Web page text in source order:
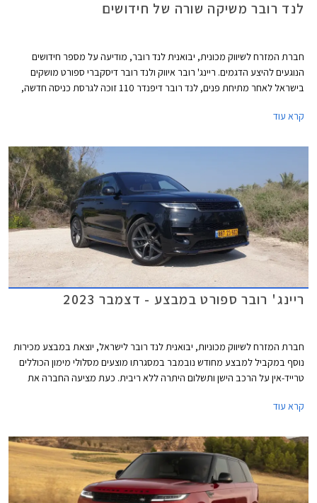
לנד רובר משיקה שורה של חידושים
חברת המזרח לשיווק מכונית, יבואנית לנד רובר, מודיעה על מספר חידושים
הנוגעים להיצע הדגמים. ריינג' רובר איווק ולנד רובר דיסקברי ספורט מושקים
בישראל לאחר מתיחת פנים, לנד רובר דיפנדר 110 זוכה לגרסת כניסה חדשה,
21 ביוני ותציע הנחות ממחיר המחירון לצד הטבות מימון וטרייד-אין.
קרא עוד
ריינג' רובר ספורט במבצע - דצמבר 2023
חברת המזרח לשיווק מכוניות, יבואנית לנד רובר לישראל, יוצאת במבצע מכירות
נוסף במקביל למבצע מחודש נובמבר במסגרתו מוצעים מסלולי מימון הכוללים
טרייד-אין על הרכב הישן ותשלום היתרה ללא ריבית. כעת מציעה החברה את
לרוכשים לחסוך את עליית המס שתיכנס לתוקף בינואר הקרוב. המבצע תקף בין
קרא עוד